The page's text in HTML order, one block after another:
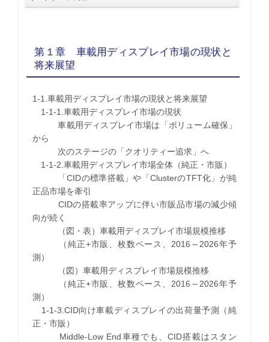
第１章 車載用ディスプレイ市場の現状と
将来展望
1-1.車載用ディスプレイ市場の現状と将来展望
1-1-1.車載用ディスプレイ市場の現状
車載用ディスプレイ市場は「ボリューム確保」
から
次のステージの「クオリティー追求」へ
1-1-2.車載用ディスプレイ市場全体（純正・市販）
「CIDの標準搭載」や「ClusterのTFT化」が純
正品市場を牽引
CIDの搭載率アップに伴い市販品市場の減少傾
向が続く
（図・表）車載用ディスプレイ市場規模推移
（純正+市販、枚数ベース、2016～2026年予
測）
（図）車載用ディスプレイ市場規模推移
（純正+市販、枚数ベース、2016～2026年予
測）
1-1-3.CID向け車載ディスプレイの出荷量予測（純
正・市販）
Middle-Low End車種でも、CID搭載はスタン